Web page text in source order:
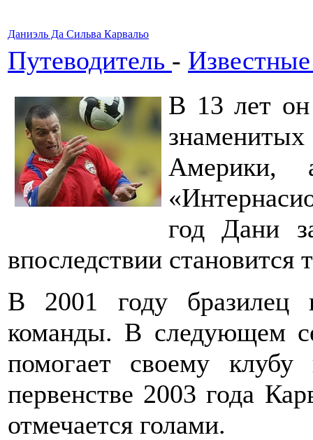
Даниэль Да Сильва Карвальо
Путеводитель -
В 13 лет он
год Дани
впоследствии
В 2001 году бразилец
команды. В следующем
помогает своему
первенстве 2003 года
отмечается голами.